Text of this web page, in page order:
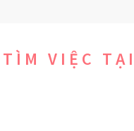
VIỆC